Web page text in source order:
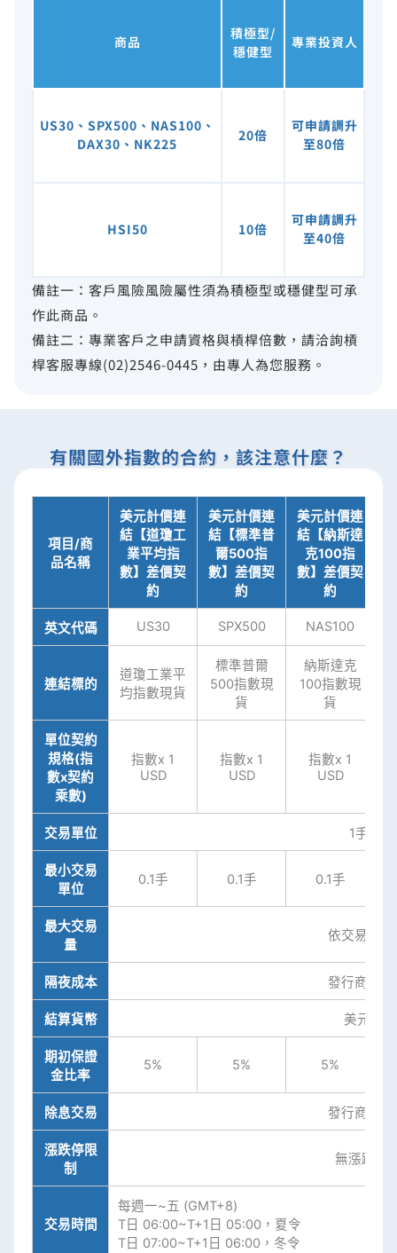
商品
積極型/
穩健型
專業投資人
US30、SPX500、NAS100、
DAX30、NK225
20倍
可申請調升
至80倍
HSI50 10倍
可申請調升
至40倍
備註一：客戶風險風險屬性須為積極型或穩健型可承
作此商品。
備註二：專業客戶之申請資格與槓桿倍數，請洽詢槓
桿客服專線(02)2546-0445，由專人為您服務。
有關國外指數的合約，該注意什麼？
項目/商
品名稱
美元計價連
結【道瓊工
業平均指
數】差價契
約
美元計價連
結【標準普
爾500指
數】差價契
約
美元計價連
結【納斯達
克100指
數】差價契
約
英文代碼 US30 SPX500 NAS100
連結標的
道瓊工業平
均指數現貨
標準普爾
500指數現
貨
納斯達克
100指數現
貨
單位契約
規格(指
數x契約
乘數)
指數x 1
USD
指數x 1
USD
指數x 1
USD
交易單位 1手
最小交易
單位
0.1手 0.1手 0.1手
最大交易
量
依交易平
隔夜成本 發行商公
結算貨幣 美元
期初保證
金比率
5% 5% 5%
除息交易 發行商公
漲跌停限
制
無漲跌幅
交易時間
每週一~五 (GMT+8)
T日 06:00~T+1日 05:00，夏令
T日 07:00~T+1日 06:00，冬令